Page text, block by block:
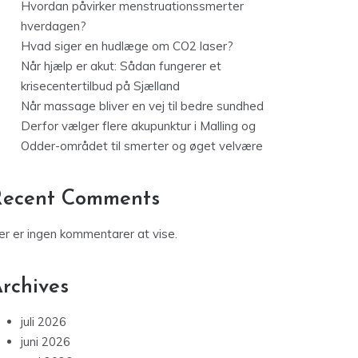
Hvordan påvirker menstruationssmerter
hverdagen?
Hvad siger en hudlæge om CO2 laser?
Når hjælp er akut: Sådan fungerer et
krisecentertilbud på Sjælland
Når massage bliver en vej til bedre sundhed
Derfor vælger flere akupunktur i Malling og
Odder-området til smerter og øget velvære
Comments
er ingen kommentarer at vise.
juli 2026
juni 2026